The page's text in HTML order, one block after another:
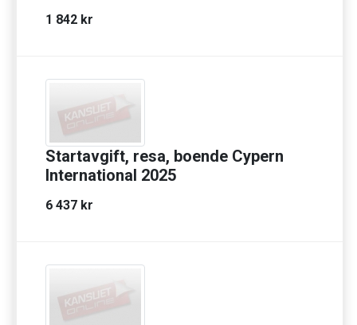
1 842 kr
Startavgift, resa, boende Cypern
International 2025
6 437 kr